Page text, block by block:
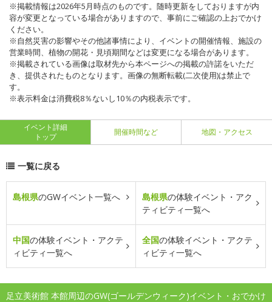
※掲載情報は2026年5月時点のものです。随時更新をしておりますが内
容が変更となっている場合がありますので、事前にご確認の上おでかけ
ください。
※自然災害の影響やその他諸事情により、イベントの開催情報、施設の
営業時間、植物の開花・見頃期間などは変更になる場合があります。
※掲載されている画像は取材先から本ページへの掲載の許諾をいただ
き、提供されたものとなります。画像の無断転載(二次使用)は禁止で
す。
※表示料金は消費税8％ないし10％の内税表示です。
イベント詳細
トップ
開催時間など 地図・アクセス
一覧に戻る
島根県のGWイベント一覧へ 島根県の体験イベント・アク
ティビティ一覧へ
中国の体験イベント・アクテ
ィビティ一覧へ
全国の体験イベント・アクテ
ィビティ一覧へ
足立美術館 本館周辺のGW(ゴールデンウィーク)イベント・おでかけ